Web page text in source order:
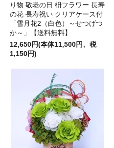
り物 敬老の日 枡フラワー 長寿
の花 長寿祝い クリアケース付
「雪月花2（白色）～せつげつ
か～」【送料無料】
12,650円(本体11,500円、税
1,150円)